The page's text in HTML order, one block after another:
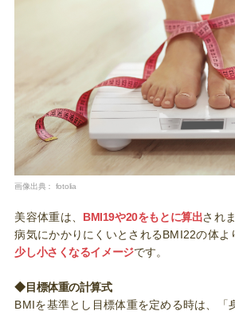
画像出典： fotolia
美容体重は、 BMI19や20をもとに算出され
病気にかかりにくいとされるBMI22の体よ
少し小さくなるイメージです。
◆目標体重の計算式
BMIを基準とし目標体重を定める時は、「